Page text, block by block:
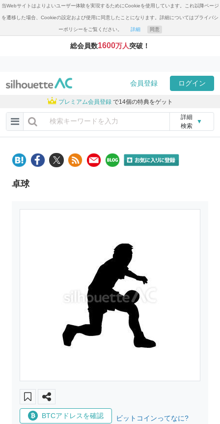
当Webサイトはよりよいユーザー体験を実現するためにCookieを使用しています。これ以降ページ
を遷移した場合、Cookieの設定および使用に同意したことになります。詳細についてはプライバシ
ーポリシーをご覧ください。 詳細 同意
総会員数1600万人突破！
会員登録 ログイン
プレミアム会員登録 で14個の特典をゲット
詳細
検索
▼
卓球
BTCアドレスを確認 ビットコインってなに?